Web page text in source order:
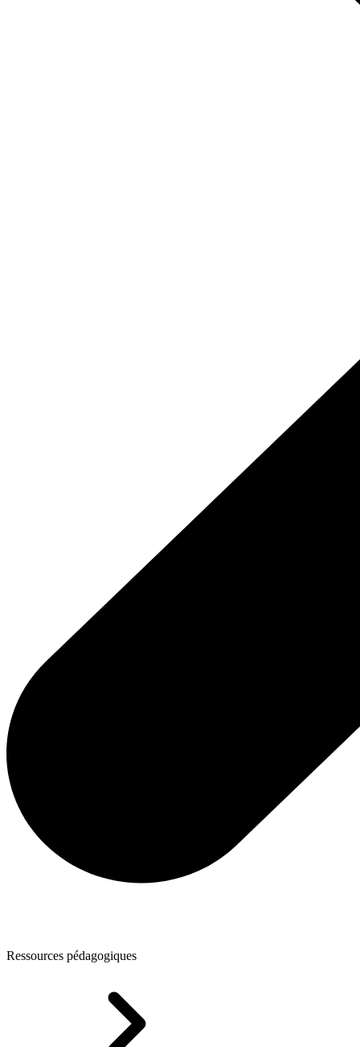
Ressources pédagogiques